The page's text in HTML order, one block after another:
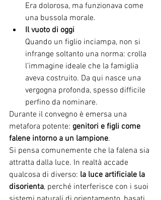
Era dolorosa, ma funzionava come
una bussola morale.
Il vuoto di oggi
Quando un figlio inciampa, non si
infrange soltanto una norma: crolla
l’immagine ideale che la famiglia
aveva costruito. Da qui nasce una
vergogna profonda, spesso difficile
perfino da nominare.
Durante il convegno è emersa una
metafora potente: genitori e figli come
falene intorno a un lampione.
Si pensa comunemente che la falena sia
attratta dalla luce. In realtà accade
qualcosa di diverso: la luce artificiale la
disorienta, perché interferisce con i suoi